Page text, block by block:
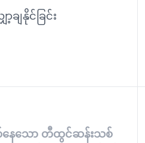
ချနိုင်ခြင်း
နေသော တီထွင်ဆန်းသစ်